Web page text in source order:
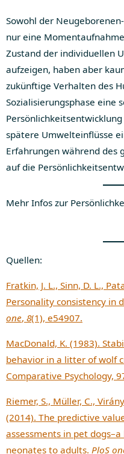
Sowohl der
nur eine
Zustand der individuellen
aufzeigen, haben aber
zukünftige Verhalten des
Sozialisierungsphase eine
spätere Umwelteinflüsse
Erfahrungen während des
auf die
Mehr Infos zur
Quellen:
Fratkin, J. L., Sinn, D. L.,
Personality consistency in
one, 8(1), e54907.
MacDonald, K. (1983).
behavior in a litter of wolf
Comparative Psychology,
Riemer, S., Müller, C.,
(2014). The predictive
assessments in pet
neonates to adults. PloS